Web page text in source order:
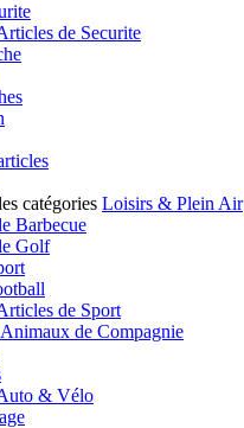
de Securite
catégories Loisirs & Plein Air
Barbecue
Golf
de Sport
de Compagnie
& Vélo